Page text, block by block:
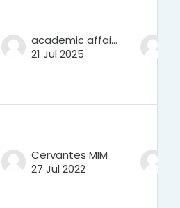
academic affairs
21 Jul 2025
Cervantes MIM
27 Jul 2022